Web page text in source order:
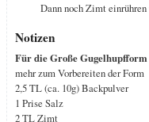
Dann noch Zimt
Notizen
Für die Große
mehr zum Vorbereiten der Form
2,5 TL (ca. 10g) Backpulver
1 Prise Salz
2 TL Zimt